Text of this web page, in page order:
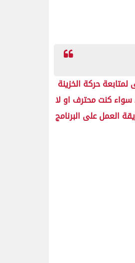
سواء كنت محترف او لا
العمل على البرنامج